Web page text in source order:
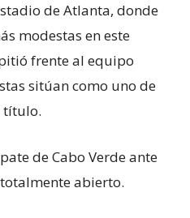
de Atlanta, donde
modestas en este
frente al equipo
sitúan como uno de
título.
de Cabo Verde ante
abierto.